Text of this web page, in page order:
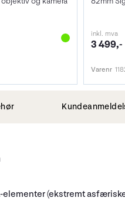
inkl. mva
3 499,-
Varenr
(ekstremt